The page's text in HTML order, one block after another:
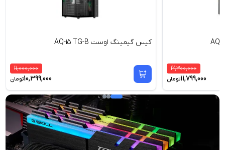
کیس گیمینگ اوست AQ-15 TG-B
11,000,000
10,399,000تومان
12,300,000
11,799,000تومان